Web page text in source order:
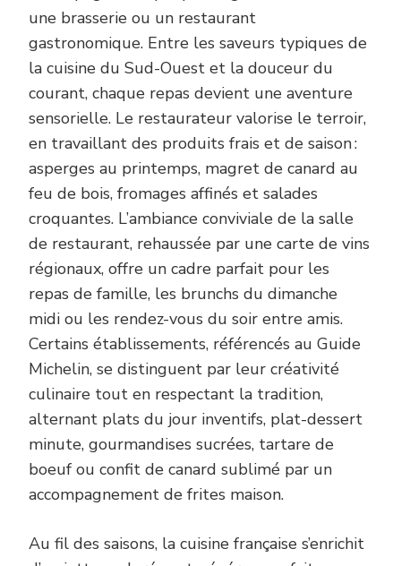
une brasserie ou un restaurant
gastronomique. Entre les saveurs typiques de
la cuisine du Sud-Ouest et la douceur du
courant, chaque repas devient une aventure
sensorielle. Le restaurateur valorise le terroir,
en travaillant des produits frais et de saison :
asperges au printemps, magret de canard au
feu de bois, fromages affinés et salades
croquantes. L’ambiance conviviale de la salle
de restaurant, rehaussée par une carte de vins
régionaux, offre un cadre parfait pour les
repas de famille, les brunchs du dimanche
midi ou les rendez-vous du soir entre amis.
Certains établissements, référencés au Guide
Michelin, se distinguent par leur créativité
culinaire tout en respectant la tradition,
alternant plats du jour inventifs, plat-dessert
minute, gourmandises sucrées, tartare de
boeuf ou confit de canard sublimé par un
accompagnement de frites maison.
Au fil des saisons, la cuisine française s’enrichit